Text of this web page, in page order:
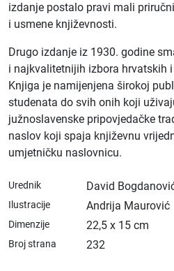
izdanje postalo pravi mali
i usmene književnosti.
Drugо izdanje iz 1930. godine
i najkvalitetnijih izbora hrvatskih
Knjiga je namijenjena širokoj
studenata do svih onih koji
južnoslavenske pripovjedačke
naslov koji spaja književnu
umjetničku naslovnicu.
Urednik David
Ilustracije Andrija Maurović
Dimenzije 22,5 x 15 cm
Broj strana 232